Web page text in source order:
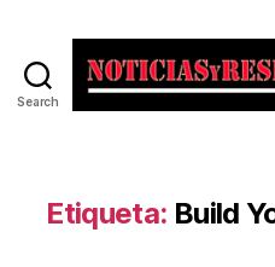
Search
Etiqueta: Build